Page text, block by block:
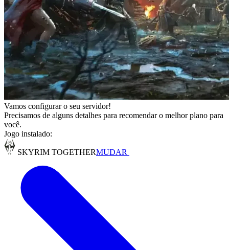
Vamos configurar o seu servidor!
Precisamos de alguns detalhes para recomendar o melhor plano para
você.
Jogo instalado:
SKYRIM TOGETHERMUDAR